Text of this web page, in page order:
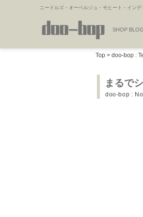
ニードルズ・オーベルジュ・モヒート・イン
SHOP BLOG
Top > doo-bop :
まるで
doo-bop :